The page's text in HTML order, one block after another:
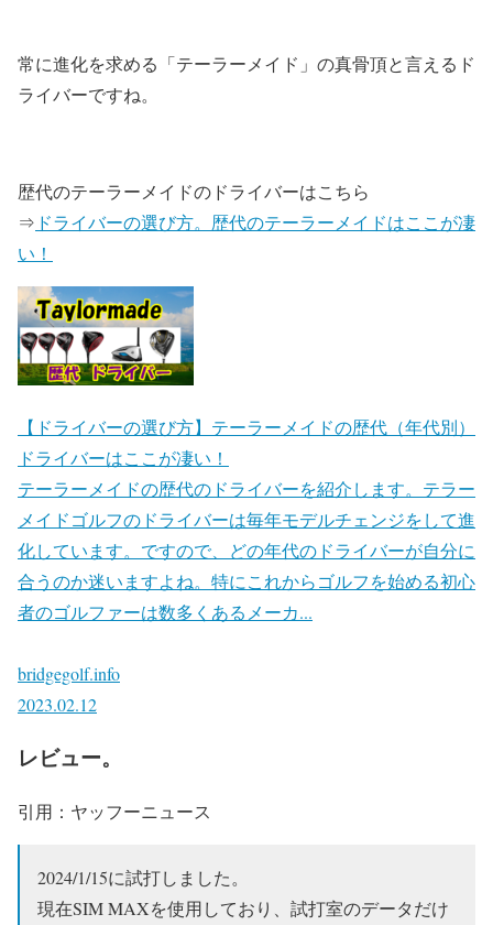
常に進化を求める「テーラーメイド」の真骨頂と言えるド
ライバーですね。
歴代のテーラーメイドのドライバーはこちら
⇒ ドライバーの選び方。歴代のテーラーメイドはここが凄
い！
【ドライバーの選び方】テーラーメイドの歴代（年代別）
ドライバーはここが凄い！
テーラーメイドの歴代のドライバーを紹介します。テラー
メイドゴルフのドライバーは毎年モデルチェンジをして進
化しています。ですので、どの年代のドライバーが自分に
合うのか迷いますよね。特にこれからゴルフを始める初心
者のゴルファーは数多くあるメーカ...
bridgegolf.info
2023.02.12
レビュー。
引用：ヤッフーニュース
2024/1/15に試打しました。
現在SIM MAXを使用しており、試打室のデータだけ